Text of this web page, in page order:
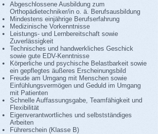
Abgeschlossene Ausbildung zum
Orthopädietechniker/in o. ä. Berufsausbildung
Mindestens einjährige Berufserfahrung
Medizinische Vorkenntnisse
Leistungs- und Lernbereitschaft sowie
Zuverlässigkeit
Technisches und handwerkliches Geschick
sowie gute EDV-Kenntnisse
Körperliche und psychische Belastbarkeit sowie
ein gepflegtes äußeres Erscheinungsbild
Freude am Umgang mit Menschen sowie
Einfühlungsvermögen und Geduld im Umgang
mit Patienten
Schnelle Auffassungsgabe, Teamfähigkeit und
Flexibilität
Eigenverantwortliches und selbstständiges
Arbeiten
Führerschein (Klasse B)